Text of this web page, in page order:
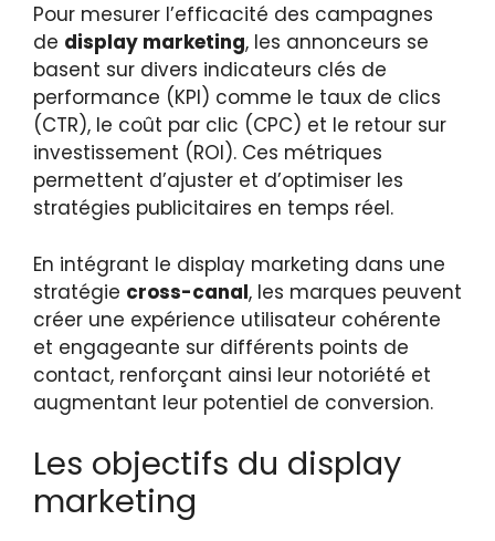
Pour mesurer l’efficacité des campagnes
de display marketing, les annonceurs se
basent sur divers indicateurs clés de
performance (KPI) comme le taux de clics
(CTR), le coût par clic (CPC) et le retour sur
investissement (ROI). Ces métriques
permettent d’ajuster et d’optimiser les
stratégies publicitaires en temps réel.
En intégrant le display marketing dans une
stratégie cross-canal, les marques peuvent
créer une expérience utilisateur cohérente
et engageante sur différents points de
contact, renforçant ainsi leur notoriété et
augmentant leur potentiel de conversion.
Les objectifs du display
marketing